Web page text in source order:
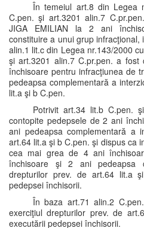
În temeiul art.8 din Legea
C.pen. şi art.3201 alin.7
JIGA EMILIAN la 2 ani
constituire a unui grup
alin.1 lit.c din Legea nr.143/2000
şi art.3201 alin.7 C.pr.pen. a
închisoare pentru infracţiunea de
pedeapsa complementară a
lit.a şi b C.pen.
Potrivit art.34 lit.b C.pen.
contopite pedepsele de 2 ani
ani pedeapsa complementară a
art.64 lit.a şi b C.pen. şi dispus ca
cea mai grea de 4 ani
închisoare şi 2 ani pedeapsa
drepturilor prev. de art.64 lit.a
pedepsei închisorii.
În baza art.71 alin.2
exerciţiul drepturilor prev. de
executării pedepsei închisorii.